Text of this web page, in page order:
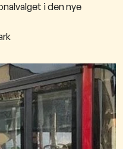
i den nye